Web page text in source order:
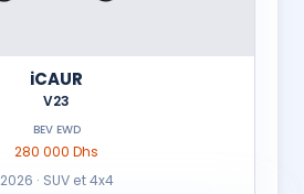
iCAUR
V23
BEV EWD
280 000 Dhs
2026 · SUV et 4x4